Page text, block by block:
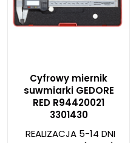
Cyfrowy miernik
suwmiarki GEDORE
RED R94420021
3301430
REALIZACJA 5-14 DNI